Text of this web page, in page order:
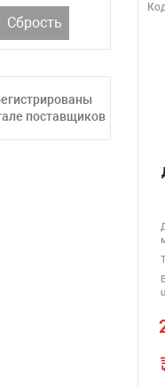
Сбрость
поставщиков